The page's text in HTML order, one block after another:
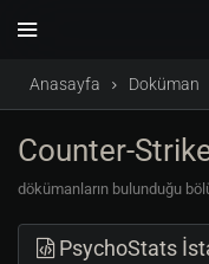
Anasayfa Doküman
Counter-
dökümanların bulunduğu
PsychoStats